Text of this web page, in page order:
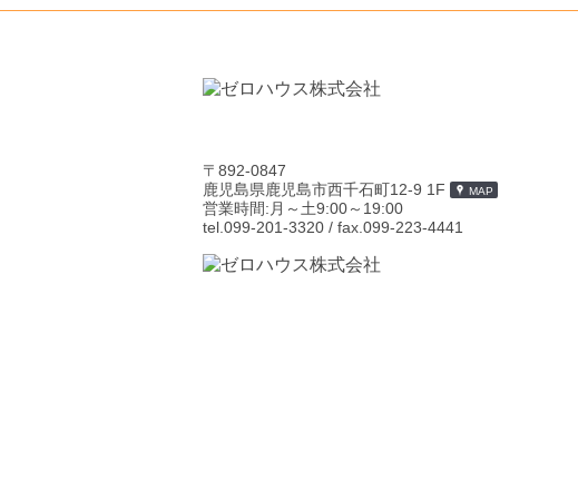
〒892-0847
鹿児島県鹿児島市西千石町12-9 1F
MAP
営業時間:月～土9:00～19:00
tel.099-201-3320 / fax.099-223-4441